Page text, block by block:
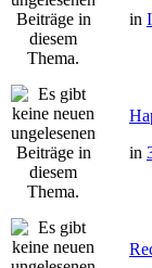
in
in